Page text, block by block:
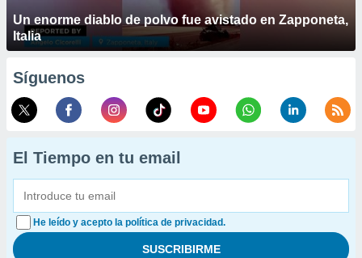
Un enorme diablo de polvo fue avistado en Zapponeta,
Italia
Síguenos
El Tiempo en tu email
He leído y acepto la política de privacidad.